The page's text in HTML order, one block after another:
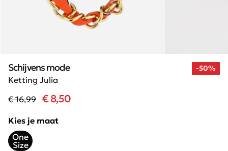
-50%
Ketting Julia
Schijvens mode
€ 16,99 € 8,50
Kies je maat
One
Size